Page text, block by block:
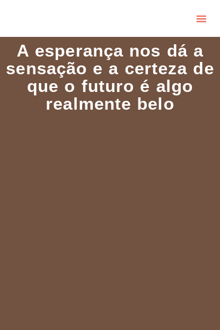
A esperança nos dá a
sensação e a certeza de
que o futuro é algo
realmente belo